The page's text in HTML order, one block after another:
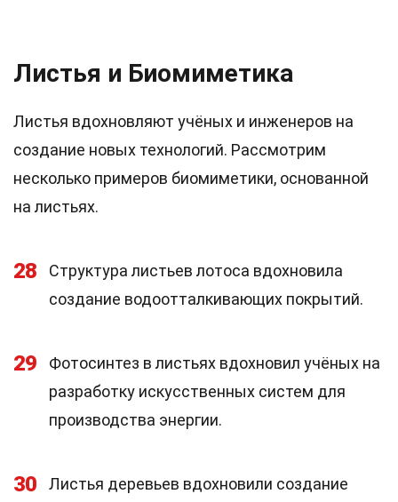
Листья и Биомиметика
Листья вдохновляют учёных и инженеров на
создание новых технологий. Рассмотрим
несколько примеров биомиметики, основанной
на листьях.
28
Структура листьев лотоса вдохновила
создание водоотталкивающих покрытий.
29
Фотосинтез в листьях вдохновил учёных на
разработку искусственных систем для
производства энергии.
30
Листья деревьев вдохновили создание